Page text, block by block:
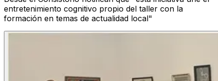
entretenimiento cognitivo propio del taller con la
formación en temas de actualidad local"